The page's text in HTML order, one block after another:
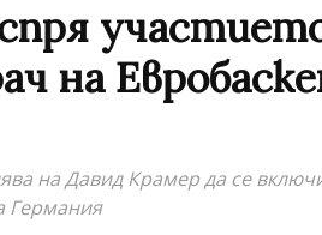
на
на Давид Крамер да се
Германия